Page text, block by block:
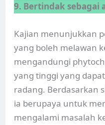
9. Bertindak sebagai
Kajian menunjukkan
yang boleh melawan
mengandungi
yang tinggi yang
radang. Berdasarkan
ia berupaya untuk
mengalami masalah